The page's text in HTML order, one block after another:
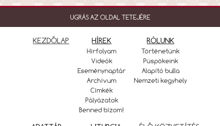
UGRÁS AZ OLDAL TETEJÉRE
KEZDŐLAP HÍREK
Hírfolyam
Videók
Eseménynaptár
Archívum
Címkék
Pályázatok
Benned bízom!
RÓLUNK
Történetünk
Püspökeink
Alapító bulla
Nemzeti kegyhely